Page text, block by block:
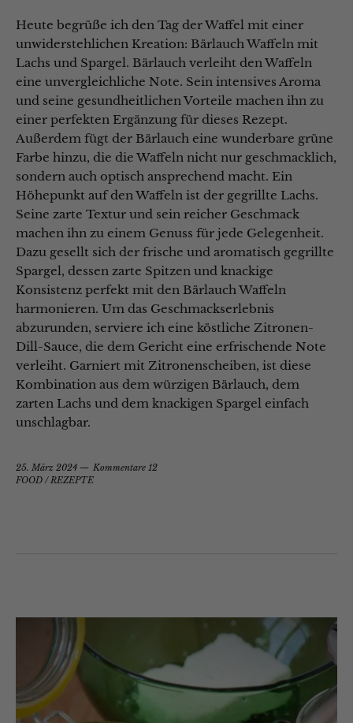
Heute begrüße ich den Tag der Waffel mit einer
unwiderstehlichen Kreation: Bärlauch Waffeln mit
Lachs und Spargel. Bärlauch verleiht den Waffeln
eine unvergleichliche Note. Sein intensives Aroma
und seine gesundheitlichen Vorteile machen ihn zu
einer perfekten Ergänzung für dieses Rezept.
Außerdem fügt der Bärlauch eine wunderbare grüne
Farbe hinzu, die die Waffeln nicht nur geschmacklich,
sondern auch optisch ansprechend macht. Ein
Höhepunkt auf den Waffeln ist der gegrillte Lachs.
Seine zarte Textur und sein reicher Geschmack
machen ihn zu einem Genuss für jede Gelegenheit.
Dazu gesellt sich der frische und aromatisch gegrillte
Spargel, dessen zarte Spitzen und knackige
Konsistenz perfekt mit den Bärlauch Waffeln
harmonieren. Um das Geschmackserlebnis
abzurunden, serviere ich eine köstliche Zitronen-
Dill-Sauce, die dem Gericht eine erfrischende Note
verleiht. Garniert mit Zitronenscheiben, ist diese
Kombination aus dem würzigen Bärlauch, dem
zarten Lachs und dem knackigen Spargel einfach
unschlagbar.
25. März 2024
Kommentare 12
FOOD / REZEPTE